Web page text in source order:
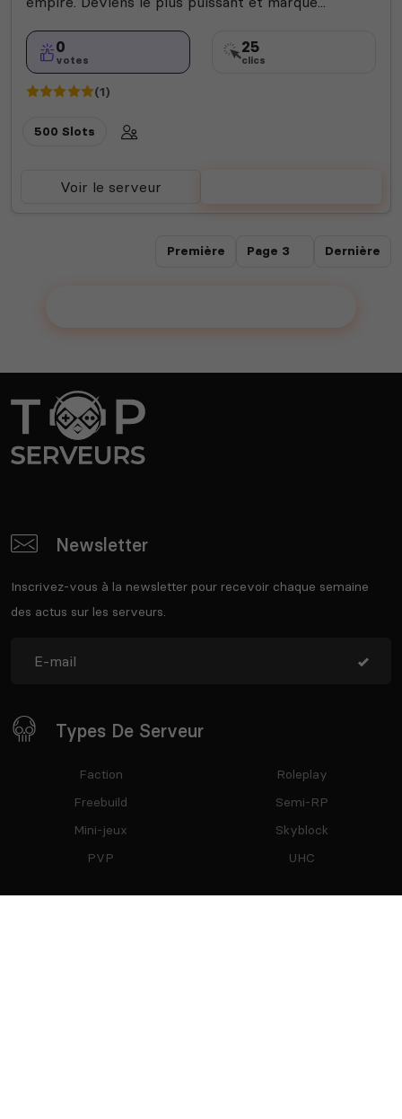
0
votes
25
clics
(1)
500 Slots
Voir le serveur
Première Dernière
Newsletter
Inscrivez-vous à la newsletter pour recevoir chaque semaine
des actus sur les serveurs.
Types De Serveur
Faction
Freebuild
Mini-jeux
PVP
Roleplay
Semi-RP
Skyblock
UHC